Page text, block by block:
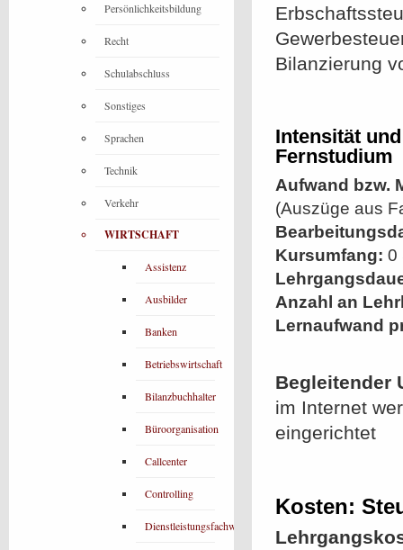
Bilanzierung
Intensität
Fernstudium
Aufwand bzw.
(Auszüge aus
Kursumfang: 0
Anzahl an
Lernaufwand
Begleitender
im Internet
eingerichtet
Kosten:
Persönlichkeitsbildung
Recht
Schulabschluss
Sonstiges
Sprachen
Technik
Verkehr
WIRTSCHAFT
Assistenz
Ausbilder
Banken
Betriebswirtschaft
Bilanzbuchhalter
Büroorganisation
Callcenter
Controlling
Dienstleistungsfachwirt